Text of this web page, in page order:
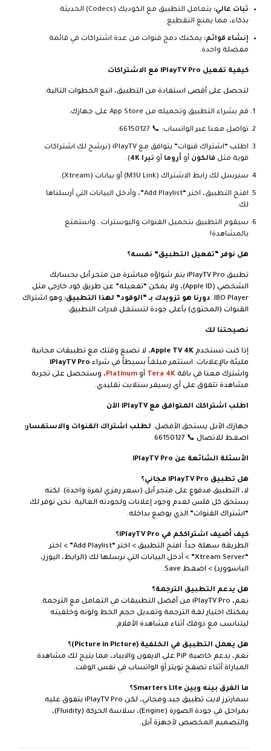
ثبات عالي:
يتعامل التطبيق مع الكوديك (Codecs) الحديثة
بذكاء، مما يمنع التقطيع.
إنشاء قوائم: يمكنك دمج قنوات من عدة اشتراكات في قائمة
مفضلة واحدة.
كيفية تفعيل iPlayTV Pro مع الاشتراكات
لتحصل على أقصى استفادة من التطبيق، اتبع الخطوات التالية:
قم بشراء التطبيق وتحميله من App Store على جهازك.
تواصل معنا عبر الواتساب: 📞 66150127
.
اطلب “اشتراك قنوات” يتوافق مع iPlayTV (نرشح لك اشتراكات
قوية مثل فالكون أو أروما أو تيرا 4K ).
سنرسل لك رابط الاشتراك (M3U Link) أو بيانات (Xtream).
افتح التطبيق، اختر “Add Playlist”، وأدخل البيانات التي أرسلناها
لك.
سيقوم التطبيق بتحميل القنوات والبوسترات.. واستمتع
بالمشاهدة!
هل نوفر “تفعيل التطبيق” نفسه؟
تطبيق iPlayTV Pro يتم شواؤه مباشرة من متجر أبل بحسابك
الشخصي (Apple ID)، ولا يمكن “تفعيله” عن طريق كود خارجي مثل
IBO Player. دورنا هو تزويدك بـ “الوقود” لهذا التطبيق: وهو اشتراك
القنوات (المحتوى) بأعلى جودة لتستغل قدرات التطبيق.
نصيحتنا لك
إذا كنت تستخدم Apple TV 4K، لا تضيع وقتك مع تطبيقات مجانية
مليئة بالإعلانات. استثمر مبلغاً بسيطاً في شراء iPlayTV Pro
واشترك معنا في باقة Tera 4K أو Platinum، وستحصل على تجربة
مشاهدة تتفوق على أي رسيفر ستلايت تقليدي.
اطلب اشتراكك المتوافق مع iPlayTV الآن
جهازك الأبل يستحق الأفضل. لطلب اشتراك القنوات والاستفسار:
اضغط للاتصال 📞 66150127
الأسئلة الشائعة عن iPlayTV Pro
هل تطبيق iPlayTV Pro مجاني؟
لا، التطبيق مدفوع على متجر أبل (سعر رمزي لمرة واحدة). لكنه
يستحق كل فلس لعدم وجود إعلانات ولجودته العالية. نحن نوفر لك
“اشتراك القنوات” الذي يوضع بداخله.
كيف أضيف اشتراككم في iPlayTV Pro؟
الطريقة سهلة جداً: افتح التطبيق > اختر “Add Playlist” > اختر
“Xtream Server” > أدخل البيانات التي نرسلها لك (الرابط، اليوزر،
الباسوورد) > اضغط Save.
هل يدعم التطبيق الترجمة؟
نعم، iPlayTV Pro من أفضل التطبيقات في التعامل مع الترجمة.
يمكنك اختيار لغة الترجمة وتعديل حجم الخط ولونه وخلفيته
ليتناسب مع ذوقك أثناء مشاهدة الأفلام.
هل يعمل التطبيق في الخلفية (Picture in Picture)؟
نعم، يدعم خاصية PiP على الايفون والايباد، مما يتيح لك مشاهدة
المباراة أثناء تصفح تويتر أو الواتساب في نفس الوقت.
ما الفرق بينه وبين Smarters Lite؟
سمارترز لايت تطبيق جيد ومجاني، لكن iPlayTV Pro يتفوق عليه
بمراحل في جودة الصورة (Engine)، سلاسة الحركة (Fluidity)،
والتصميم المخصص لأجهزة أبل.